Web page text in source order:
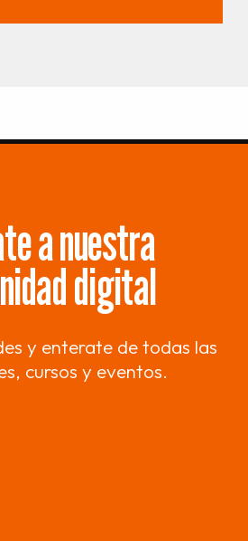
a nuestra
digital
y enterate de todas las
cursos y eventos.